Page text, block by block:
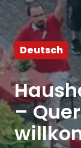
Deutsch
–